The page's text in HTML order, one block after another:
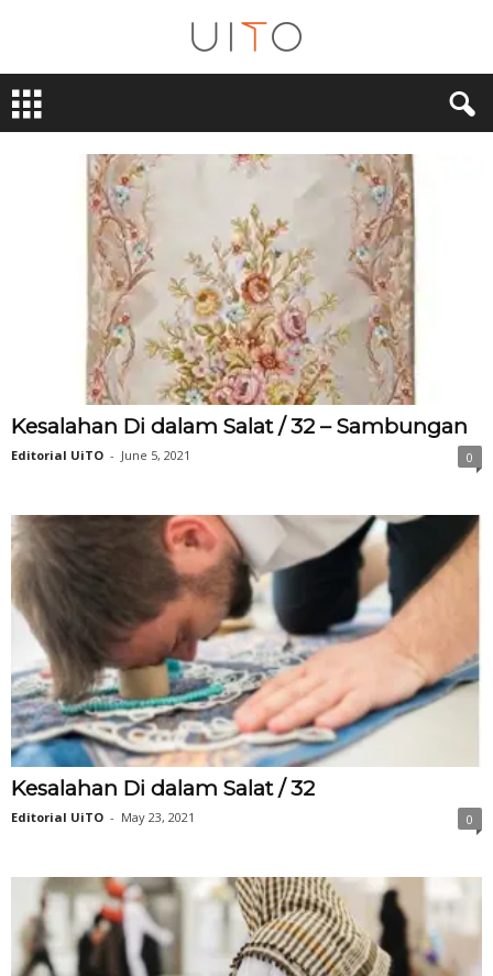
T
Kesalahan Di dalam Salat / 32 – Sambungan
Editorial UiTO - June 5, 2021 0
Kesalahan Di dalam Salat / 32
Editorial UiTO - May 23, 2021 0